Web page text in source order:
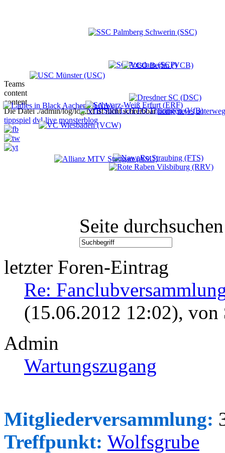
Teams
content
content
Die Datei ./admin/log/log.txt ist nicht schreibbarhome news
tippspiel dvl-live monsterblog
Seite durchsuchen
letzter Foren-Eintrag
Re:
(15.06.2012 12:02), von
Admin
Wartungszugang
Mitgliederversammlung:
Treffpunkt: Wolfsgrube